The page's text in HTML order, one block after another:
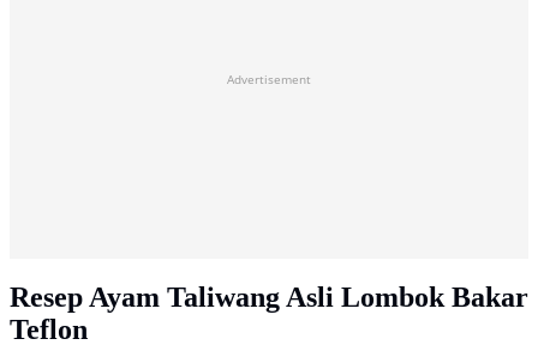
Advertisement
Resep Ayam Taliwang Asli Lombok Bakar
Teflon